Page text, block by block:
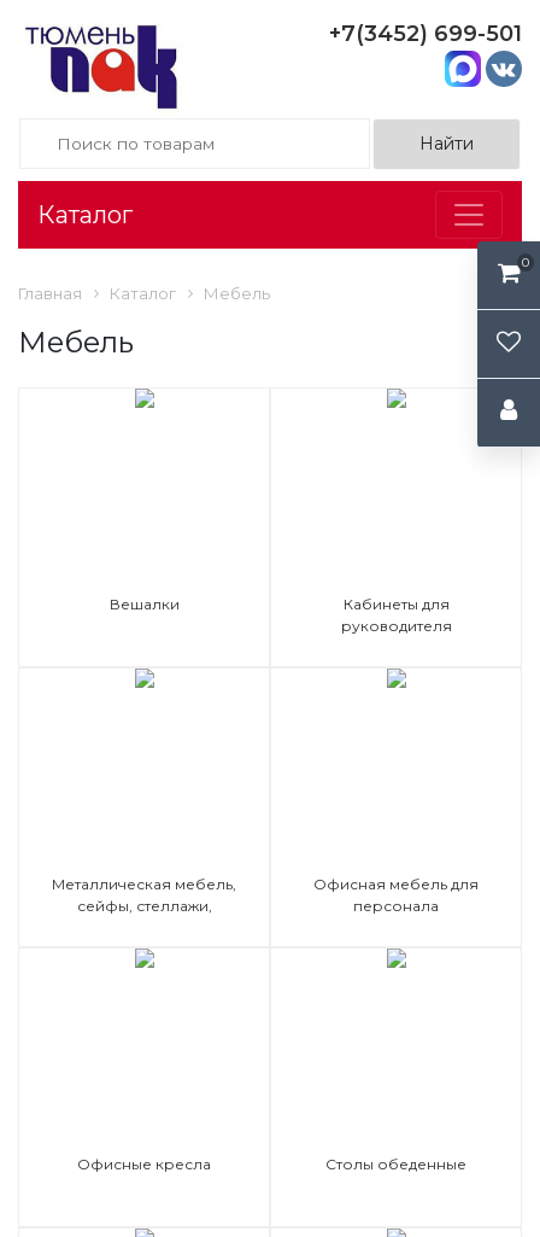
0
+7(3452) 699-501
Каталог
Главная Каталог Мебель
Мебель
Вешалки
Кабинеты для
руководителя
Металлическая мебель,
сейфы, стеллажи,
Офисная мебель для
персонала
Офисные кресла Столы обеденные